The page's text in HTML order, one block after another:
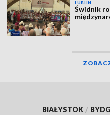
LUBLIN
Świdnik
BIAŁYSTOK /